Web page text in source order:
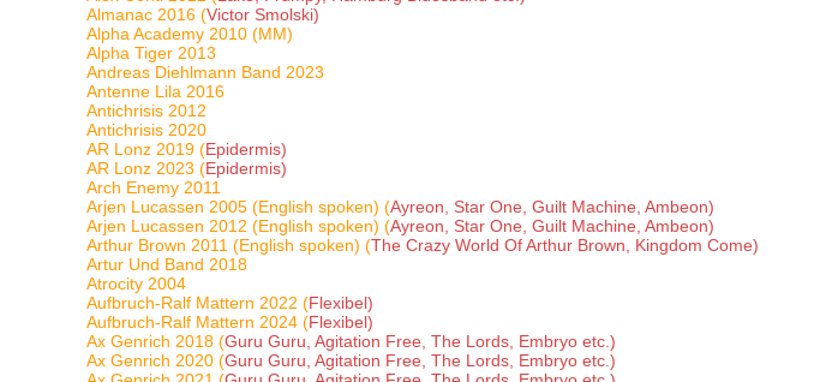
Almanac 2016 (Victor Smolski)
Alpha Academy 2010 (MM)
Alpha Tiger 2013
Andreas Diehlmann Band 2023
Antenne Lila 2016
Antichrisis 2012
Antichrisis 2020
AR Lonz 2019 (Epidermis)
AR Lonz 2023 (Epidermis)
Arch Enemy 2011
Arjen Lucassen 2005 (English spoken) (Ayreon, Star One, Guilt Machine, Ambeon)
Arjen Lucassen 2012 (English spoken) (Ayreon, Star One, Guilt Machine, Ambeon)
Arthur Brown 2011 (English spoken) (The Crazy World Of Arthur Brown, Kingdom Come)
Artur Und Band 2018
Atrocity 2004
Aufbruch-Ralf Mattern 2022 (Flexibel)
Aufbruch-Ralf Mattern 2024 (Flexibel)
Ax Genrich 2018 (Guru Guru, Agitation Free, The Lords, Embryo etc.)
Ax Genrich 2020 (Guru Guru, Agitation Free, The Lords, Embryo etc.)